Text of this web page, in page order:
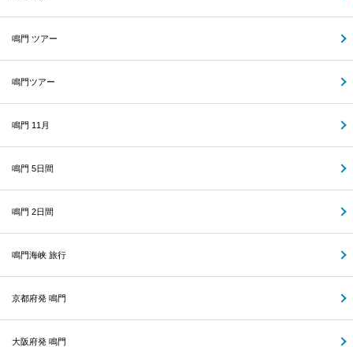
鳴門 ツアー
鳴門ツアー
鳴門 11月
鳴門 5日間
鳴門 2日間
鳴門海峡 旅行
京都府発 鳴門
大阪府発 鳴門